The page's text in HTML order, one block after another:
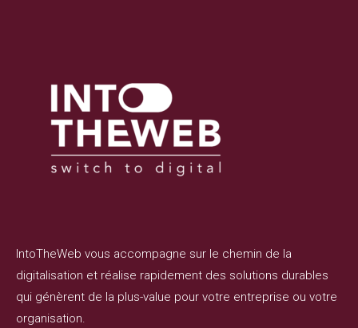
IntoTheWeb vous accompagne sur le chemin de la
digitalisation et réalise rapidement des solutions durables
qui génèrent de la plus-value pour votre entreprise ou votre
organisation.